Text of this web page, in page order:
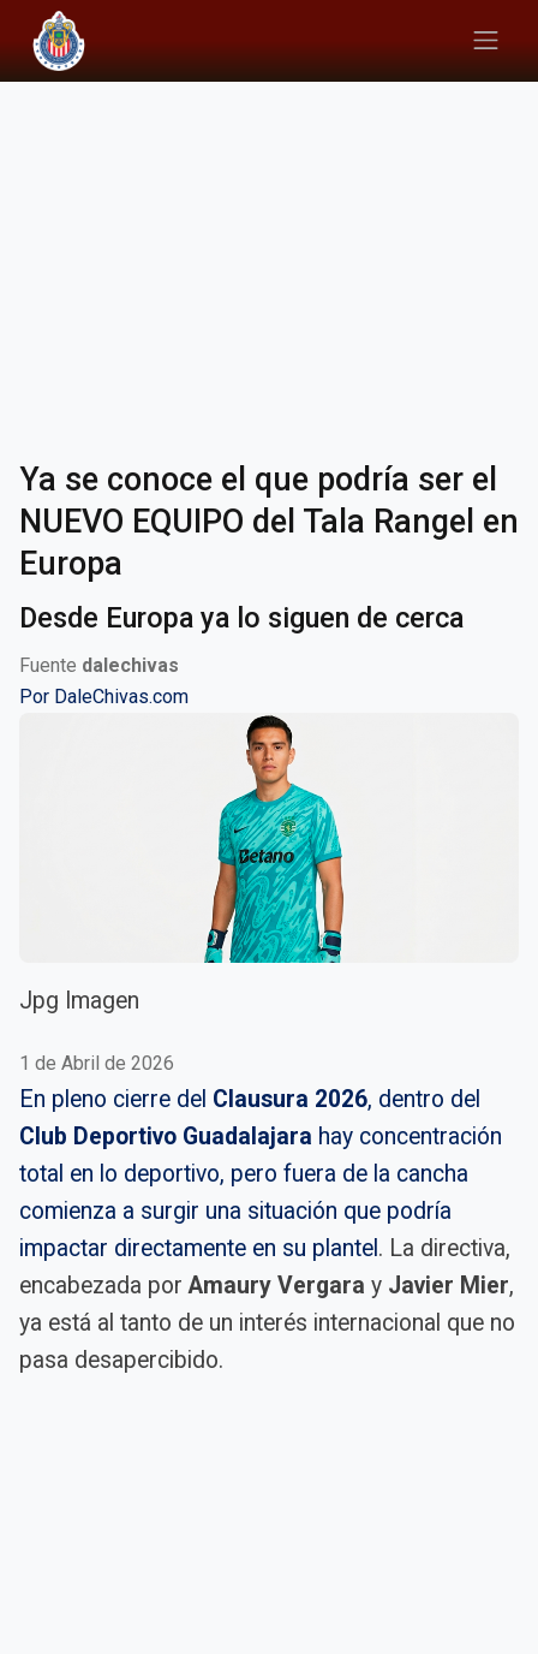
Ya se conoce el que podría ser el
NUEVO EQUIPO del Tala Rangel en
Europa
Desde Europa ya lo siguen de cerca
Fuente dalechivas
Por DaleChivas.com
Jpg Imagen
1 de Abril de 2026
En pleno cierre del Clausura 2026, dentro del
Club Deportivo Guadalajara hay concentración
total en lo deportivo, pero fuera de la cancha
comienza a surgir una situación que podría
impactar directamente en su plantel. La directiva,
encabezada por Amaury Vergara y Javier Mier,
ya está al tanto de un interés internacional que no
pasa desapercibido.